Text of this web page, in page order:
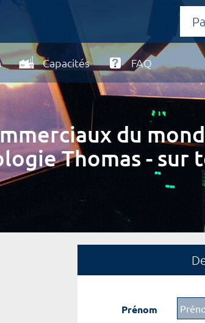
Capacités FAQ
du
Thomas - sur
Prénom